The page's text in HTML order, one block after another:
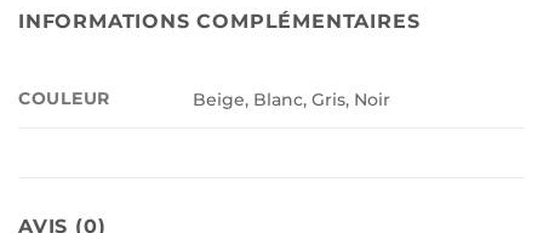
INFORMATIONS COMPLÉMENTAIRES
COULEUR Beige, Blanc, Gris, Noir
AVIS (0)